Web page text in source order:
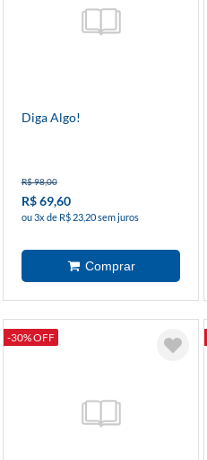
Diga Algo!
R$ 98,00
R$ 69,60
ou 3x de R$ 23,20 sem juros
-30% OFF